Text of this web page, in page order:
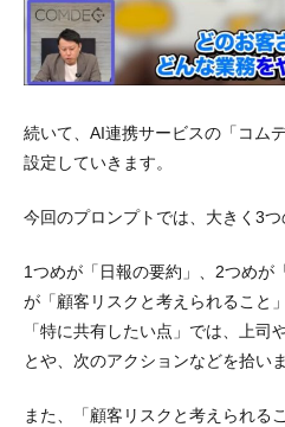
続いて、AI連携サービスの「コム
設定していきます。
今回のプロンプトでは、大きく3つ
1つめが「日報の要約」、2つめが
が「顧客リスクと考えられること」
「特に共有したい点」では、上司
とや、次のアクションなどを拾いま
また、「顧客リスクと考えられる